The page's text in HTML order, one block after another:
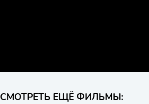
СМОТРЕТЬ ЕЩЁ ФИЛЬМЫ: